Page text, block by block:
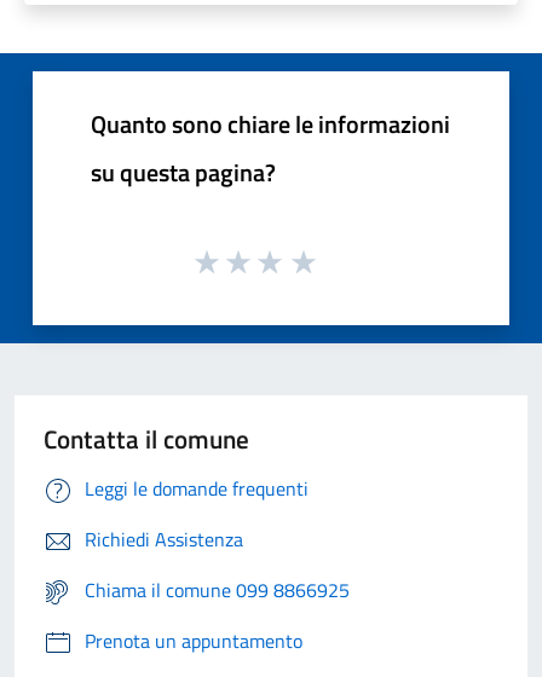
Quanto sono chiare le informazioni
su questa pagina?
Contatta il comune
Leggi le domande frequenti
Richiedi Assistenza
Chiama il comune 099 8866925
Prenota un appuntamento